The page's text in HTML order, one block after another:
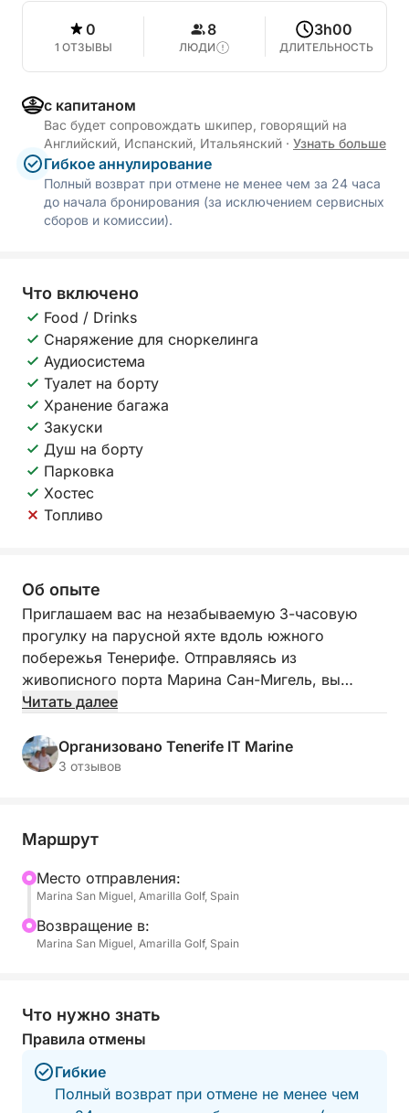
0
1 ОТЗЫВЫ
8
ЛЮДИ
3h00
ДЛИТЕЛЬНОСТЬ
с капитаном
Вас будет сопровождать шкипер, говорящий на
Английский, Испанский, Итальянский · Узнать больше
Гибкое аннулирование
Полный возврат при отмене не менее чем за 24 часа
до начала бронирования (за исключением сервисных
сборов и комиссии).
Что включено
Food / Drinks
Снаряжение для сноркелинга
Аудиосистема
Туалет на борту
Хранение багажа
Закуски
Душ на борту
Парковка
Хостес
Топливо
Об опыте
Приглашаем вас на незабываемую 3-часовую
прогулку на парусной яхте вдоль южного
побережья Тенерифе. Отправляясь из
живописного порта Марина Сан-Мигель, вы
окажетесь в кристально чистых водах
общением с природой.
🐬 Наблюдение за китами и дельфинами: Вы
присутствием дельфинов и китов, которых вы
сможете наблюдать в их естественной среде
обитания.
сноркелинга, исследуя богатое морское дно.
🌋 Вулканические пейзажи: Вы полюбуетесь
побережьем с уникальной морской перспективы,
с его вулканическими скалами и скрытыми
Читать далее
Организовано Tenerife IT Marine
3 отзывов
Маршрут
Mесто отправления:
Marina San Miguel, Amarilla Golf, Spain
Bозвращение в:
Marina San Miguel, Amarilla Golf, Spain
Что нужно знать
Правила отмены
Гибкие
Полный возврат при отмене не менее чем